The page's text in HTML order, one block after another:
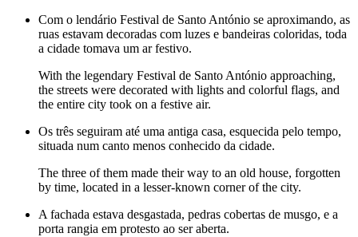
Com o lendário Festival de Santo António se aproximando, as
ruas estavam decoradas com luzes e bandeiras coloridas, toda
a cidade tomava um ar festivo.
With the legendary Festival de Santo António approaching,
the streets were decorated with lights and colorful flags, and
the entire city took on a festive air.
Os três seguiram até uma antiga casa, esquecida pelo tempo,
situada num canto menos conhecido da cidade.
The three of them made their way to an old house, forgotten
by time, located in a lesser-known corner of the city.
A fachada estava desgastada, pedras cobertas de musgo, e a
porta rangia em protesto ao ser aberta.